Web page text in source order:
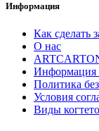
Информация
Как сделать
О нас
Информация
Политика
Условия
Виды